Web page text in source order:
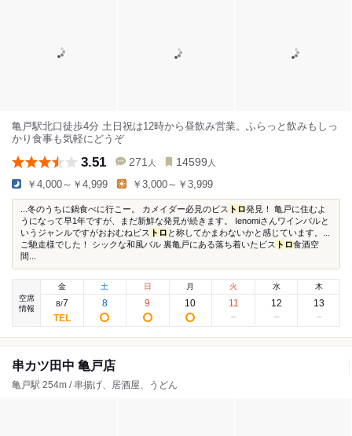
亀戸駅北口徒歩4分 土日祝は12時から昼飲み営業。ふらっと飲みもしっ
かり食事も気軽にどうぞ
3.51 271 人 14599 人
￥4,000～￥4,999 ￥3,000～￥3,999
...冬のうちに鍋食べに行こー。 カメイダー必見のビス トロ発見！ 亀戸に住むよ
うになって早1年ですが、まだ新鮮な発見が続きます。 Ienomiさんワインバルと
いうジャンルですがおおむねビス トロ と称してかまわないかと感じています。...
ご馳走様でした！ シックな和風バル 裏亀戸にある落ち着いたビス トロ食酒空
間...
空席
情報
金
8/7
土
8
日
9
月
10
火
11
水
12
木
13
串カツ田中 亀戸店
亀戸駅 254m / 串揚げ、居酒屋、うどん